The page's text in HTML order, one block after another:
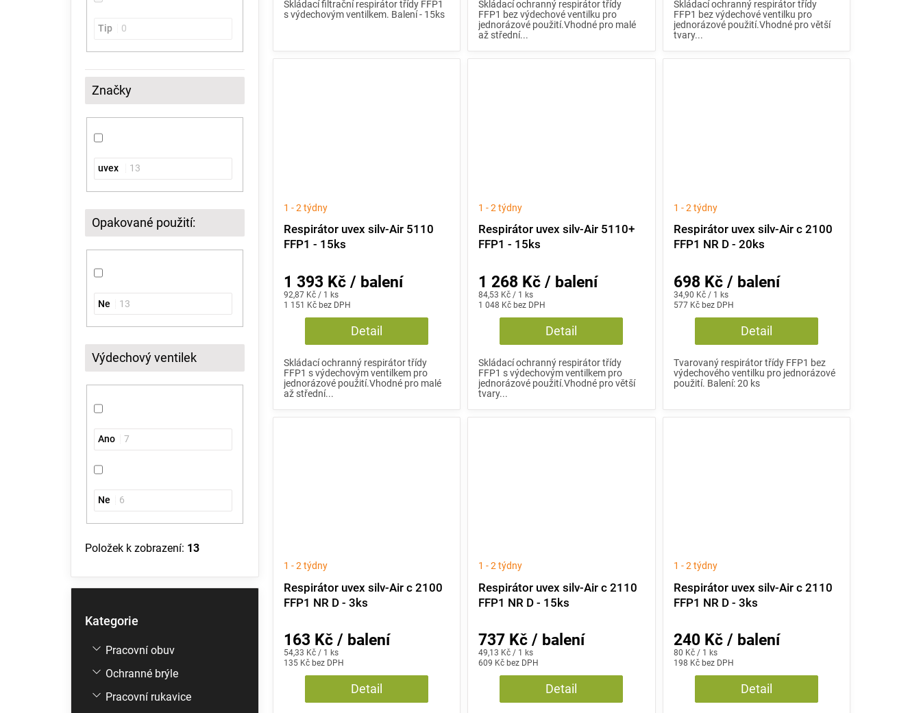
Tip 0
Značky
uvex 13
Opakované použití:
Ne 13
Výdechový ventilek
Ano 7
Ne 6
Položek k zobrazení: 13
kategorie
Kategorie
Pracovní obuv
Ochranné brýle
Pracovní rukavice
Skládací filtrační respirátor třídy FFP1
s výdechovým ventilkem. Balení - 15ks
Skládací ochranný respirátor třídy
FFP1 bez výdechové ventilku pro
jednorázové použití.Vhodné pro malé
až střední...
Skládací ochranný respirátor třídy
FFP1 bez výdechové ventilku pro
jednorázové použití.Vhodné pro větší
tvary...
Respirátor uvex silv-Air 5110
FFP1 - 15ks
1 - 2 týdny
1 151 Kč bez DPH
1 393 Kč / balení
Měrná
cena:
92,87 Kč / 1 ks
Detail
Skládací ochranný respirátor třídy
FFP1 s výdechovým ventilkem pro
jednorázové použití.Vhodné pro malé
až střední...
Respirátor uvex silv-Air 5110+
FFP1 - 15ks
1 - 2 týdny
1 048 Kč bez DPH
1 268 Kč / balení
Měrná
cena:
84,53 Kč / 1 ks
Detail
Skládací ochranný respirátor třídy
FFP1 s výdechovým ventilkem pro
jednorázové použití.Vhodné pro větší
tvary...
Respirátor uvex silv-Air c 2100
FFP1 NR D - 20ks
1 - 2 týdny
577 Kč bez DPH
698 Kč / balení
Měrná
cena:
34,90 Kč / 1 ks
Detail
Tvarovaný respirátor třídy FFP1 bez
výdechového ventilku pro jednorázové
použití. Balení: 20 ks
Respirátor uvex silv-Air c 2100
FFP1 NR D - 3ks
1 - 2 týdny
135 Kč bez DPH
163 Kč / balení
Měrná
cena:
54,33 Kč / 1 ks
Detail
Respirátor uvex silv-Air c 2110
FFP1 NR D - 15ks
1 - 2 týdny
609 Kč bez DPH
737 Kč / balení
Měrná
cena:
49,13 Kč / 1 ks
Detail
Respirátor uvex silv-Air c 2110
FFP1 NR D - 3ks
1 - 2 týdny
198 Kč bez DPH
240 Kč / balení
Měrná
cena:
80 Kč / 1 ks
Detail